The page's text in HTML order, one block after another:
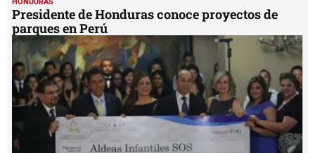
Presidente de Honduras conoce proyectos de
parques en Perú